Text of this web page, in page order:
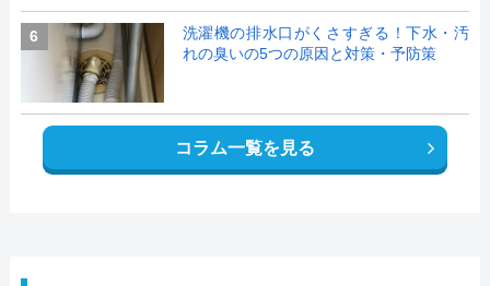
6
洗濯機の排水口がくさすぎる！下水・汚
れの臭いの5つの原因と対策・予防策
コラム一覧を見る